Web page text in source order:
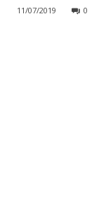
11/07/2019 0